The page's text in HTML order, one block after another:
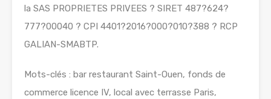
la SAS PROPRIETES PRIVEES ? SIRET 487?624?
777?00040 ? CPI 4401?2016?000?010?388 ? RCP
GALIAN-SMABTP.
Mots-clés : bar restaurant Saint-Ouen, fonds de
commerce licence IV, local avec terrasse Paris,